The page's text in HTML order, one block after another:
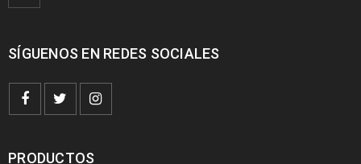
SÍGUENOS EN REDES SOCIALES
PRODUCTOS